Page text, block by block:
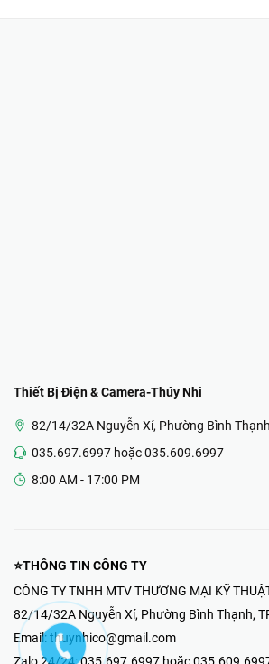
Thiết Bị Điện & Camera-Thúy Nhi
82/14/32A Nguyễn Xí, Phường Bình
035.697.6997 hoặc 035.609.6997
8:00 AM - 17:00 PM
⭐THÔNG TIN CÔNG TY
CÔNG TY TNHH MTV THƯƠNG MẠI KỸ
82/14/32A Nguyễn Xí, Phường Bình Thạnh,
Email: thuynhico@gmail.com